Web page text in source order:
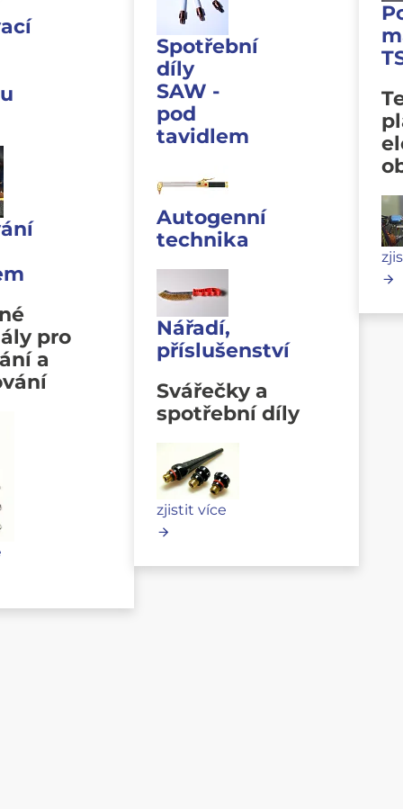
pro
a
Spotřební
díly
SAW -
pod
tavidlem
Autogenní
technika
Nářadí,
příslušenství
Svářečky a
spotřební díly
zjistit více